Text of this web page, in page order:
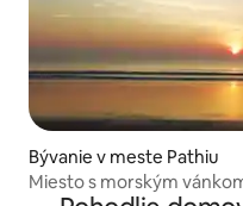
Bývanie v meste Pathiu
Miesto s morským